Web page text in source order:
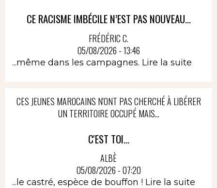
CE RACISME IMBÉCILE N’EST PAS NOUVEAU...
FRÉDÉRIC C.
05/08/2026 - 13:46
...même dans les campagnes. Lire la suite
CES JEUNES MAROCAINS N'ONT PAS CHERCHÉ À LIBÉRER
UN TERRITOIRE OCCUPÉ MAIS...
C'EST TOI...
ALBÈ
05/08/2026 - 07:20
...le castré, espèce de bouffon ! Lire la suite